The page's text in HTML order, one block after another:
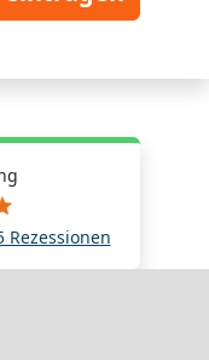
Rezessionen